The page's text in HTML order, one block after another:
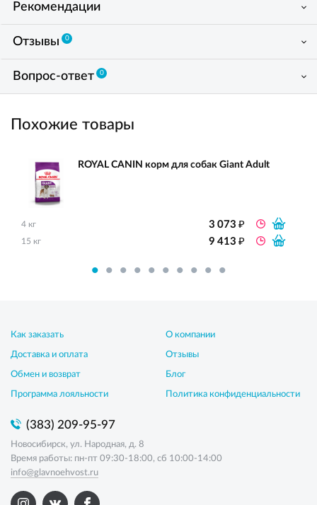
Рекомендации
Отзывы 0
Вопрос-ответ 0
Похожие товары
ROYAL CANIN корм для собак Giant Adult
4 кг 3 073₽
15 кг 9 413₽
Как заказать
Доставка и оплата
Обмен и возврат
Программа лояльности
О компании
Отзывы
Блог
Политика конфиденциальности
(383) 209-95-97
Новосибирск, ул. Народная, д. 8
Время работы: пн-пт 09:30-18:00, сб 10:00-14:00
info@glavnoehvost.ru